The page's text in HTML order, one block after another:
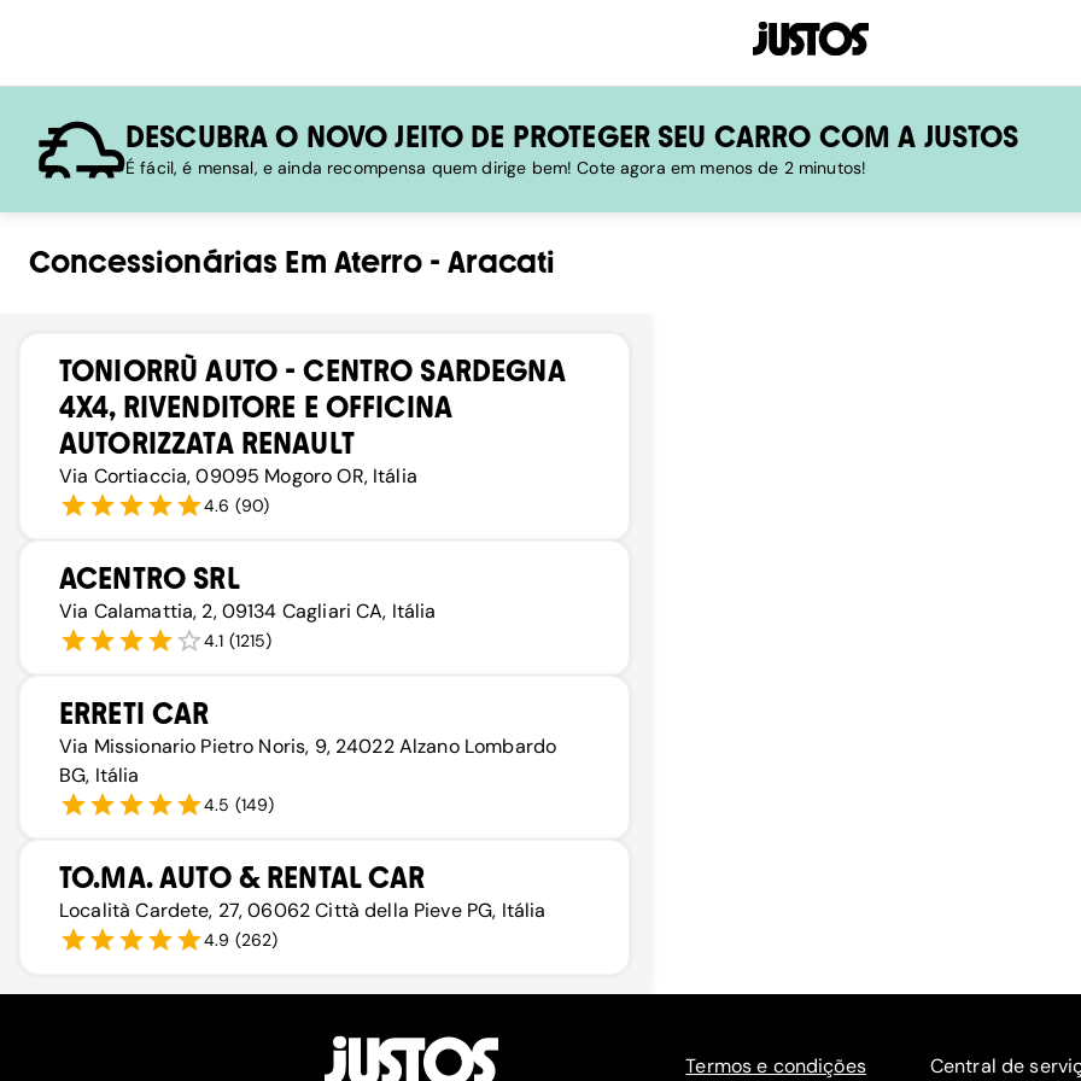
DESCUBRA O NOVO JEITO DE PROTEGER SEU CARRO COM A JUSTOS
É fácil, é mensal, e ainda recompensa quem dirige bem! Cote agora em menos de 2 minutos!
Concessionárias Em Aterro-Aracati
TONIORRÙ AUTO - CENTRO SARDEGNA
4X4, RIVENDITORE E OFFICINA
AUTORIZZATA RENAULT
Via Cortiaccia, 09095 Mogoro OR, Itália
4.6 (90)
ACENTRO SRL
Via Calamattia, 2, 09134 Cagliari CA, Itália
4.1 (1215)
ERRETI CAR
Via Missionario Pietro Noris, 9, 24022 Alzano Lombardo
BG, Itália
4.5 (149)
TO.MA. AUTO & RENTAL CAR
Località Cardete, 27, 06062 Città della Pieve PG, Itália
4.9 (262)
Termos e condições Central de